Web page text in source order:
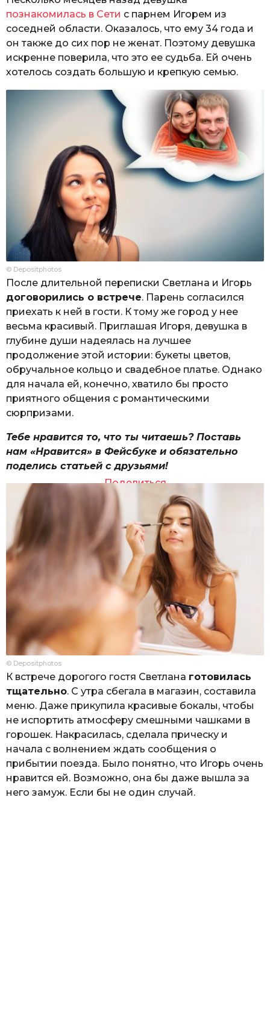
познакомилась в Сети с парнем Игорем из
соседней области. Оказалось, что ему 34 года и
он также до сих пор не женат. Поэтому девушка
искренне поверила, что это ее судьба. Ей очень
хотелось создать большую и крепкую семью.
© Depositphotos
После длительной переписки Светлана и Игорь
договорились о встрече. Парень согласился
приехать к ней в гости. К тому же город у нее
весьма красивый. Приглашая Игоря, девушка в
глубине души надеялась на лучшее
продолжение этой истории: букеты цветов,
обручальное кольцо и свадебное платье. Однако
для начала ей, конечно, хватило бы просто
приятного общения с романтическими
сюрпризами.
Тебе нравится то, что ты читаешь? Поставь
нам «Нравится» в Фейсбуке и обязательно
поделись статьей с друзьями!
Поделиться
© Depositphotos
К встрече дорогого гостя Светлана готовилась
тщательно. С утра сбегала в магазин, составила
меню. Даже прикупила красивые бокалы, чтобы
не испортить атмосферу смешными чашками в
горошек. Накрасилась, сделала прическу и
начала с волнением ждать сообщения о
прибытии поезда. Было понятно, что Игорь очень
нравится ей. Возможно, она бы даже вышла за
него замуж. Если бы не один случай.